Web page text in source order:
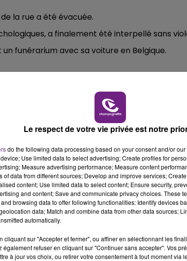
14h00 - 15h00
LA RADIO POP
la rue a été évacuée.
a finalement été interpellé sans
funérarium avec sa voiture en Belgique.
UNE JEUNE AUTOMOBILISTE
BLESSÉE
Une automobiliste s'est retrouvée
son véhicule après une collision avec un
lourd. Très grièvement blessée, la
de 20 ans a été...
Le respect de votre vie privée est notre
do the following data processing based on your consent and/or
Use limited data to select advertising; Create profiles for
Measure advertising performance; Measure content
of data from different sources; Develop and improve services;
content; Use limited data to select content; Ensure security,
and content; Save and communicate privacy choices. These
browsing data to offer following functionalities: Identify devices
data; Match and combine data from other data sources;
automatically.
cliquant sur "Accepter et fermer", ou affiner en sélectionnant les
également refuser en cliquant sur "Continuer sans accepter". Vos
à jour vos choix, ou retirer votre consentement à tout moment via